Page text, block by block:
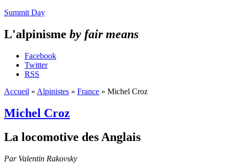
Summit Day
L'alpinisme by fair means
Facebook
Twitter
RSS
Accueil » Alpinistes » France » Michel Croz
Michel Croz
La locomotive des Anglais
Par Valentin Rakovsky